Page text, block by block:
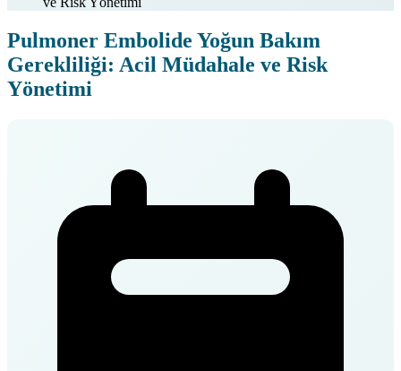
Pulmoner Embolide Yoğun Bakım
Gerekliliği: Acil Müdahale ve Risk
Yönetimi